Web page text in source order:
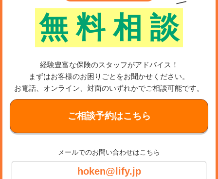
無 料 相 談
経験豊富な保険のスタッフがアドバイス！
まずはお客様のお困りごとをお聞かせください。
お電話、オンライン、対面のいずれかでご相談可能です。
ご相談予約はこちら
メールでのお問い合わせはこちら
hoken@lify.jp